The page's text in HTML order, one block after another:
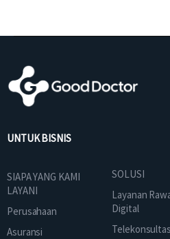
UNTUK BISNIS
SIAPA YANG KAMI
LAYANI
Perusahaan
Asuransi
SOLUSI
Layanan
Digital